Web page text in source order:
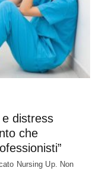
distress
che
Nursing Up. Non